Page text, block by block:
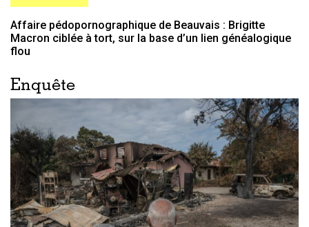
Affaire pédopornographique de Beauvais : Brigitte
Macron ciblée à tort, sur la base d’un lien généalogique
flou
Enquête